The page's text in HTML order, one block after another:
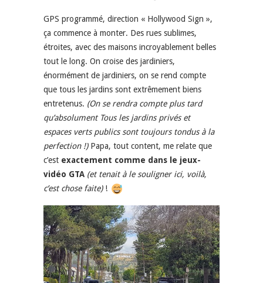
GPS programmé, direction « Hollywood Sign »,
ça commence à monter. Des rues sublimes,
étroites, avec des maisons incroyablement belles
tout le long. On croise des jardiniers,
énormément de jardiniers, on se rend compte
que tous les jardins sont extrêmement biens
entretenus. (On se rendra compte plus tard
qu’absolument Tous les jardins privés et
espaces verts publics sont toujours tondus à la
perfection !)Papa, tout content, me relate que
c’est exactement comme dans le jeux-
vidéo GTA (et tenait à le souligner ici, voilà,
c’est chose faite) !